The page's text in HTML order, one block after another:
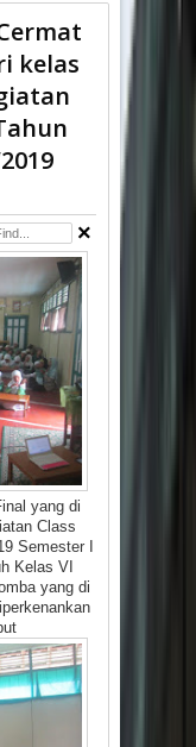
kelas
yang di
Class
Semester I
Kelas VI
yang di